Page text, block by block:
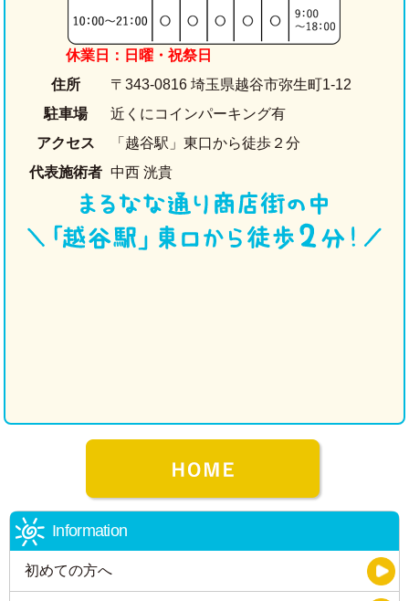
休業日：日曜・祝祭日
住所
〒343-0816 埼玉県越谷市弥生町1-12
駐車場
近くにコインパーキング有
アクセス
「越谷駅」東口から徒歩２分
代表施術者 中西 洸貴
Information
初めての方へ